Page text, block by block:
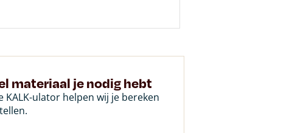
materiaal je nodig hebt
KALK-ulator helpen wij je bereken